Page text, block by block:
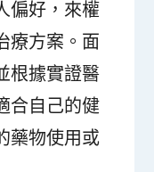
偏好，來權
療方案。面
根據實證醫
合自己的健
藥物使用或